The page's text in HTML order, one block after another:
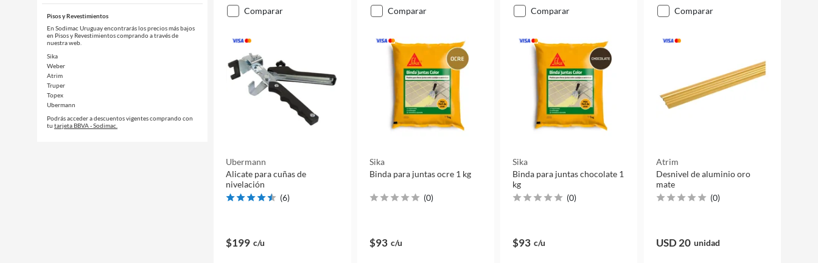
Pisos y Revestimientos
En Sodimac Uruguay encontrarás los precios más bajos
en Pisos y Revestimientos comprando a través de
nuestra web.
Sika
Weber
Atrim
Truper
Topex
Ubermann
Podrás acceder a descuentos vigentes comprando con
tu tarjeta BBVA - Sodimac.
comparar
Ubermann
Alicate para cuñas de
nivelación
(6)
$199 c/u
comparar
Sika
Binda para juntas ocre 1 kg
(0)
$93 c/u
comparar
Sika
Binda para juntas chocolate 1
kg
(0)
$93 c/u
comparar
Atrim
Desnivel de aluminio oro
mate
(0)
USD 20 unidad